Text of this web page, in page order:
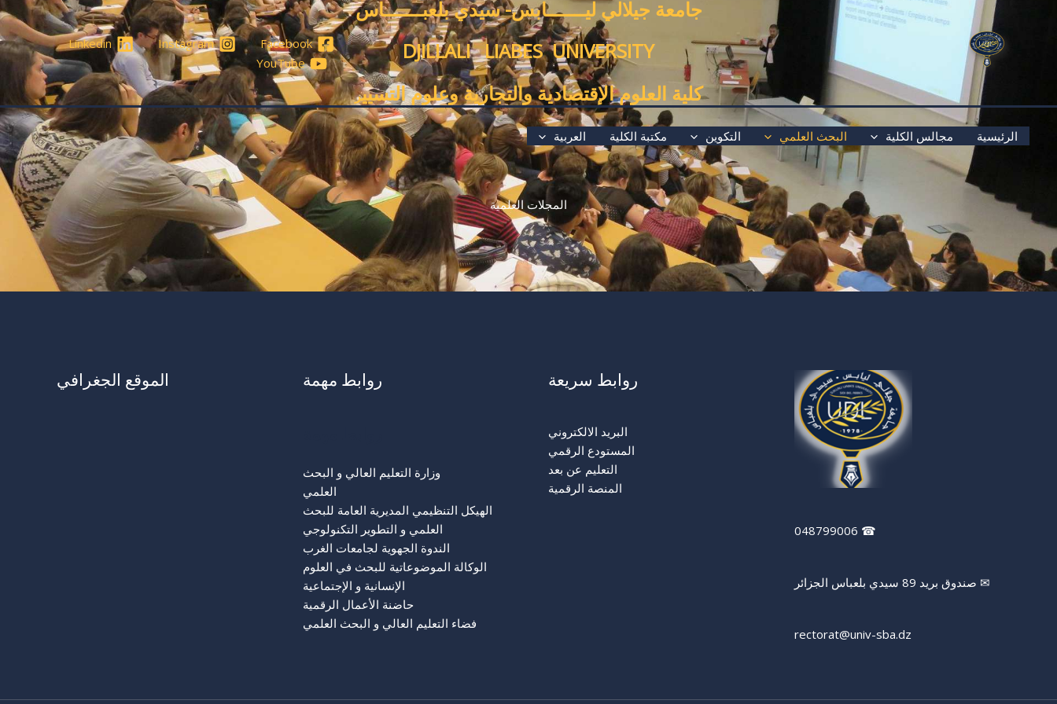
جامعة جيلالي ليـــــــابس- سيدي بلعبـــــــاس
DJILLALI LIABES UNIVERSITY
كلية العلوم الإقتصادية والتجارية وعلوم التسيير
Facebook
Instagram
Linkedin
YouTube
الرئيسية مجالس الكلية البحث العلمي التكوين مكتبة الكلية العربية
المجلات العلمية
☎ 048799006
✉ صندوق بريد 89 سيدي بلعباس الجزائر
rectorat@univ-sba.dz
روابط سريعة
البريد الالكتروني
المستودع الرقمي
التعليم عن بعد
المنصة الرقمية
روابط مهمة
وزارة التعليم العالي و البحث
العلمي
الهيكل التنظيمي المديرية العامة للبحث
العلمي و التطوير التكنولوجي
الندوة الجهوية لجامعات الغرب
الوكالة الموضوعاتية للبحث في العلوم
الإنسانية و الإجتماعية
حاضنة الأعمال الرقمية
فضاء التعليم العالي و البحث العلمي
الموقع الجغرافي